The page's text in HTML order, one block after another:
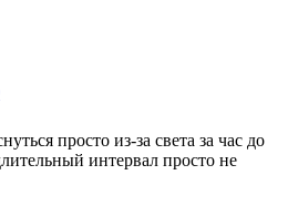
просто из-за света за час до
интервал просто не